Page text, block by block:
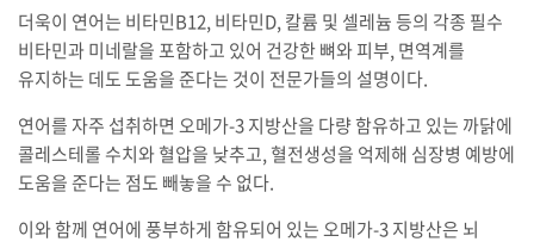
더욱이 연어는 비타민B12, 비타민D, 칼륨 및 셀레늄 등의 각종 필수
비타민과 미네랄을 포함하고 있어 건강한 뼈와 피부, 면역계를
유지하는 데도 도움을 준다는 것이 전문가들의 설명이다.
연어를 자주 섭취하면 오메가-3 지방산을 다량 함유하고 있는 까닭에
콜레스테롤 수치와 혈압을 낮추고, 혈전생성을 억제해 심장병 예방에
도움을 준다는 점도 빼놓을 수 없다.
이와 함께 연어에 풍부하게 함유되어 있는 오메가-3 지방산은 뇌